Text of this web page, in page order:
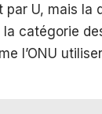
U, mais la
catégorie
l’ONU